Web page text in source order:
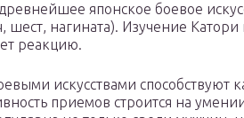
японское боевое
шест, нагината). Изучение
реакцию.
искусствами способствуют
приемов строится на